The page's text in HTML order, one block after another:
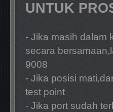
UNTUK
- Jika masih dalam
secara
9008
- Jika posisi
test point
- Jika port sudah